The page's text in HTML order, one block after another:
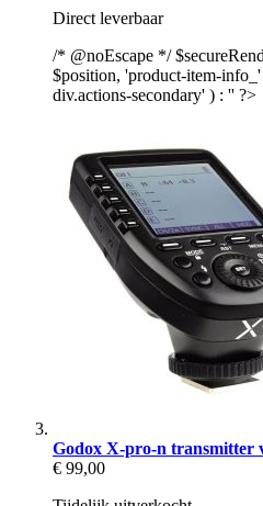
Direct leverbaar
/* @noEscape */
$position, 'product-item-
div.actions-secondary' ) : '' ?>
Godox X-pro-n transmitter
€ 99,00